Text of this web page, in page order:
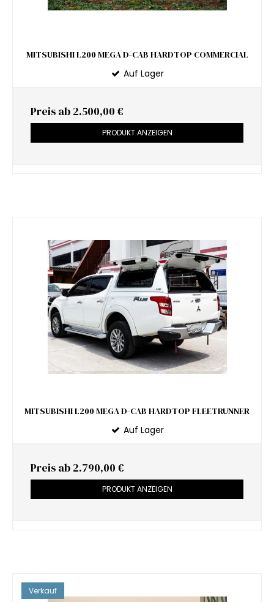
MITSUBISHI L200 MEGA D-CAB HARDTOP COMMERCIAL
Auf Lager
Preis ab 2.500,00 €
PRODUKT ANZEIGEN
MITSUBISHI L200 MEGA D-CAB HARDTOP FLEETRUNNER
Auf Lager
Preis ab 2.790,00 €
PRODUKT ANZEIGEN
Verkauf